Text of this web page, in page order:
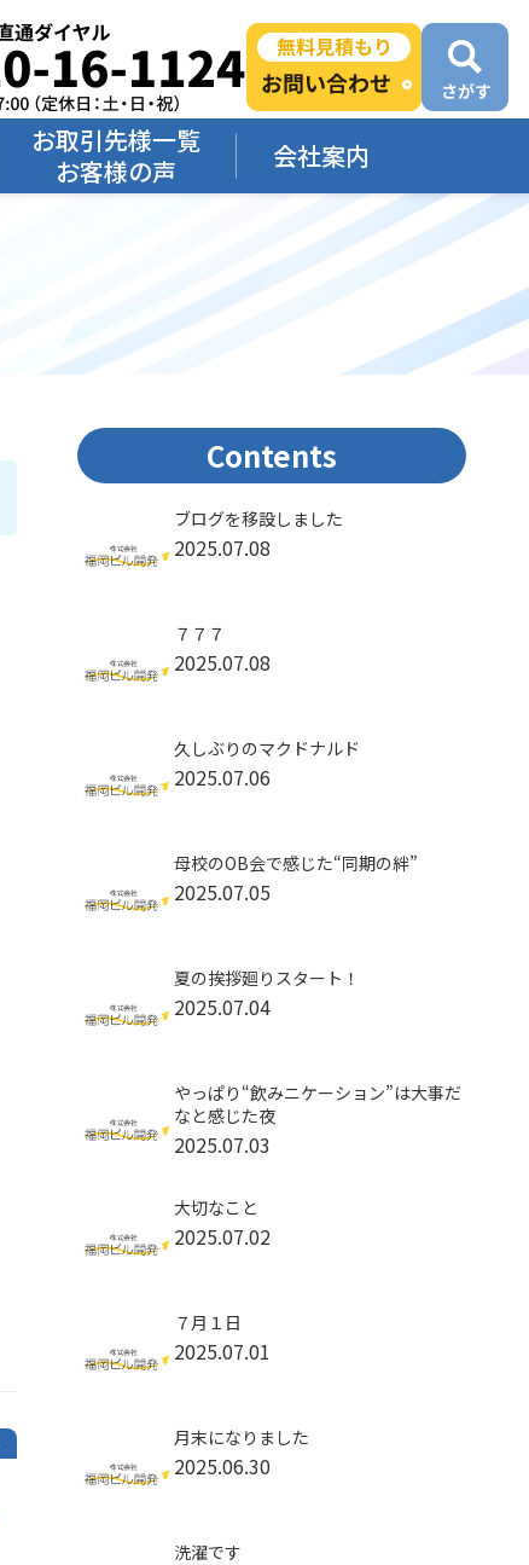
お取引先様一覧
お客様の声
会社案内
Contents
ブログを移設しました
2025.07.08
７７７
2025.07.08
久しぶりのマクドナルド
2025.07.06
母校のOB会で感じた“同期の絆”
2025.07.05
夏の挨拶廻りスタート！
2025.07.04
やっぱり“飲みニケーション”は大事だ
なと感じた夜
2025.07.03
大切なこと
2025.07.02
７月１日
2025.07.01
月末になりました
2025.06.30
洗濯です